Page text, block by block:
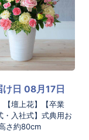
【壇上花】【卒業
・入社式】式典用お
さ約80cm
け日 08月17日